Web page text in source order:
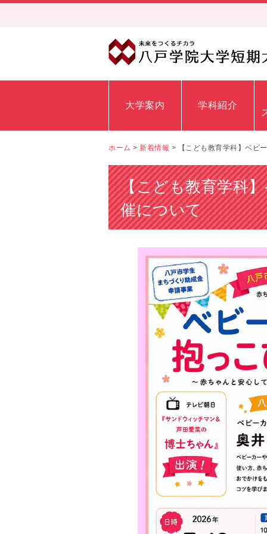
大学案内 学科紹介
ホーム > 新着情報 > 【こども教育学科】ベビ
【こども教育学科
催について